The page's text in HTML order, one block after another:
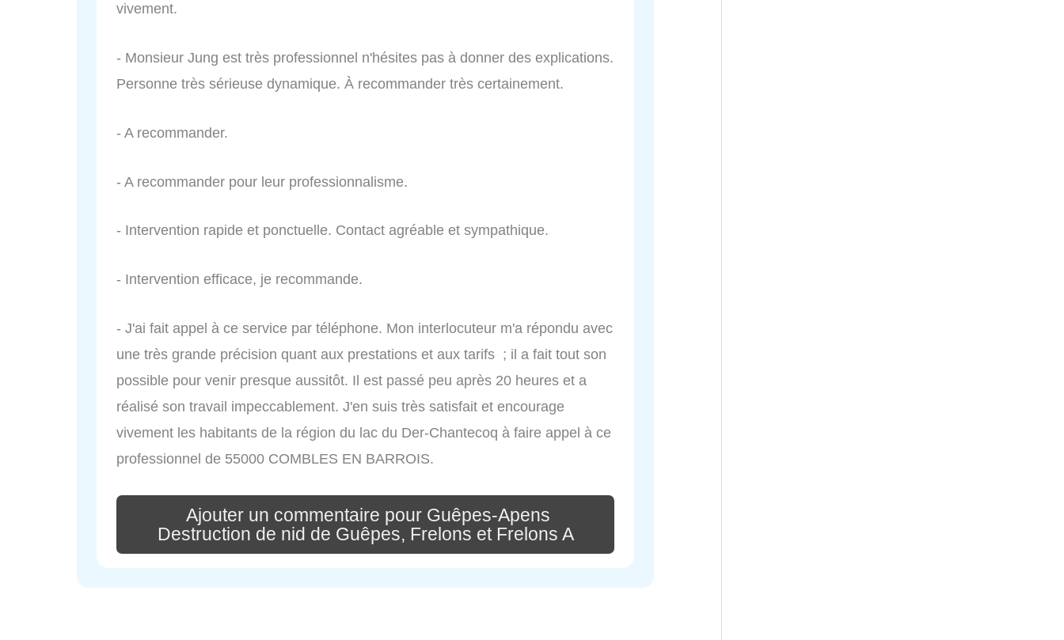
vivement.
- Monsieur Jung est très professionnel n'hésites pas à donner des explications.
Personne très sérieuse dynamique. À recommander très certainement.
- A recommander.
- A recommander pour leur professionnalisme.
- Intervention rapide et ponctuelle. Contact agréable et sympathique.
- Intervention efficace, je recommande.
- J'ai fait appel à ce service par téléphone. Mon interlocuteur m'a répondu avec
une très grande précision quant aux prestations et aux tarifs ; il a fait tout son
possible pour venir presque aussitôt. Il est passé peu après 20 heures et a
réalisé son travail impeccablement. J'en suis très satisfait et encourage
vivement les habitants de la région du lac du Der-Chantecoq à faire appel à ce
professionnel de 55000 COMBLES EN BARROIS.
Ajouter un commentaire pour Guêpes-Apens
Destruction de nid de Guêpes, Frelons et Frelons A